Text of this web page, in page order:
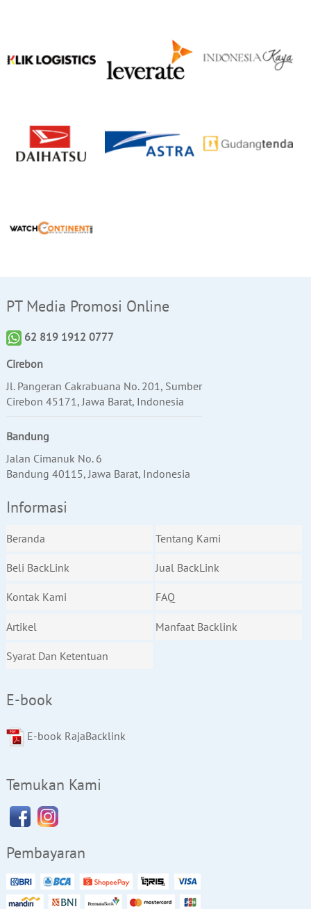
PT Media Promosi Online
62 819 1912 0777
Cirebon
Jl. Pangeran Cakrabuana No. 201, Sumber
Cirebon 45171, Jawa Barat, Indonesia
Bandung
Jalan Cimanuk No. 6
Bandung 40115, Jawa Barat, Indonesia
Informasi
Beranda Tentang Kami
Beli BackLink Jual BackLink
Kontak Kami FAQ
Artikel Manfaat Backlink
Syarat Dan Ketentuan
E-book
E-book RajaBacklink
Temukan Kami
Pembayaran